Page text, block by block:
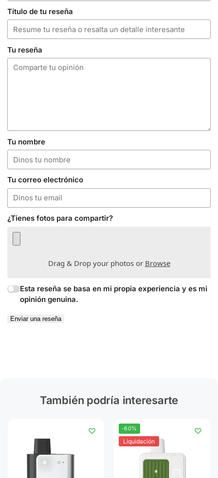
Título de tu reseña
Tu reseña
Tu nombre
Tu correo electrónico
¿Tienes fotos para compartir?
Drag & Drop your photos or Browse
Esta reseña se basa en mi propia experiencia y es mi
opinión genuina.
Enviar una reseña
También podría interesarte
-60%
Liquidación